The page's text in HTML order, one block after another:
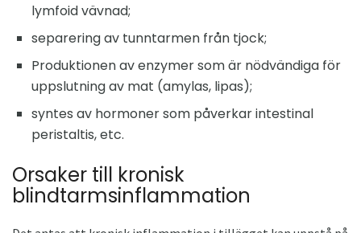
lymfoid vävnad;
separering av tunntarmen från tjock;
Produktionen av enzymer som är nödvändiga för
uppslutning av mat (amylas, lipas);
syntes av hormoner som påverkar intestinal
peristaltis, etc.
Orsaker till kronisk
blindtarmsinflammation